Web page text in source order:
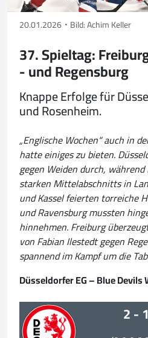
20.01.2026 Bild: Achim Keller
37. Spieltag:
- und Regensburg
Knappe Erfolge für
und Rosenheim.
„Englische Wochen“ auch in
hatte einiges zu bieten.
gegen Weiden durch,
starken Mittelabschnitts in
und Kassel feierten torreiche
und Ravensburg mussten
hinnehmen. Freiburg
von Fabian Ilestedt gegen
spannend im Kampf um die
Düsseldorfer EG – Blue Devils
2 - 1